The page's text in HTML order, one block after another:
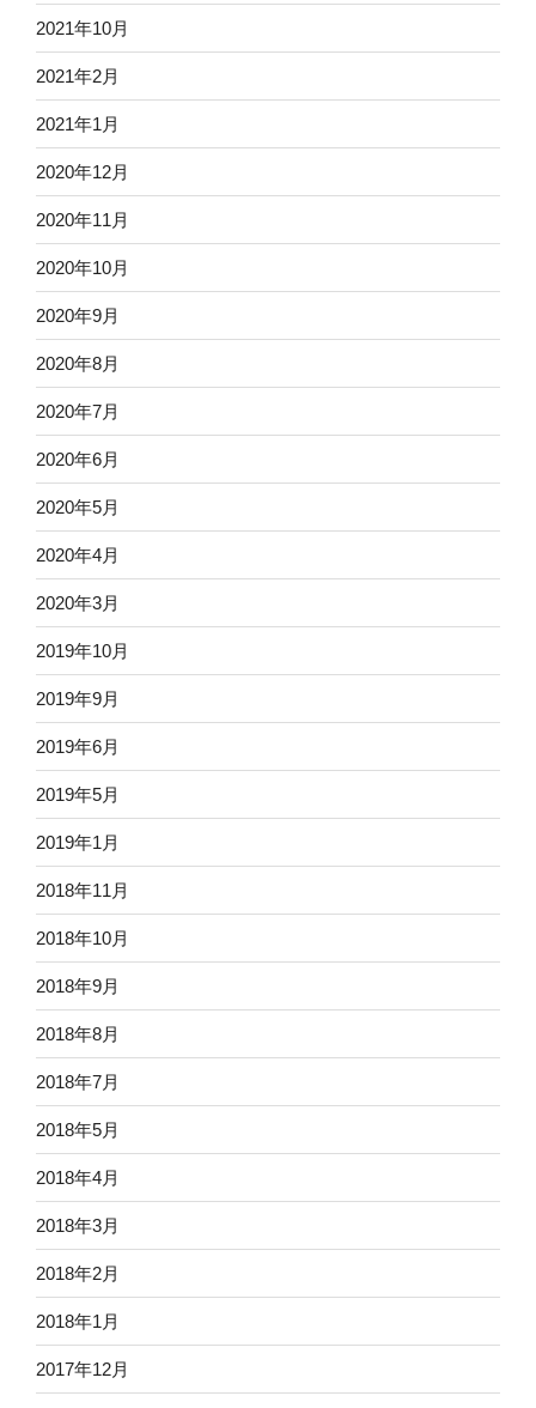
2021年10月
2021年2月
2021年1月
2020年12月
2020年11月
2020年10月
2020年9月
2020年8月
2020年7月
2020年6月
2020年5月
2020年4月
2020年3月
2019年10月
2019年9月
2019年6月
2019年5月
2019年1月
2018年11月
2018年10月
2018年9月
2018年8月
2018年7月
2018年5月
2018年4月
2018年3月
2018年2月
2018年1月
2017年12月